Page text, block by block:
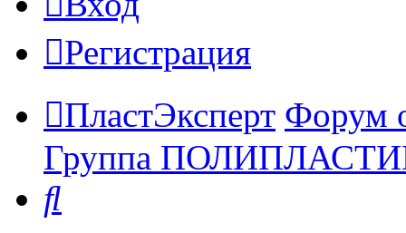
Регистрация
ПластЭксперт Форум
Группа